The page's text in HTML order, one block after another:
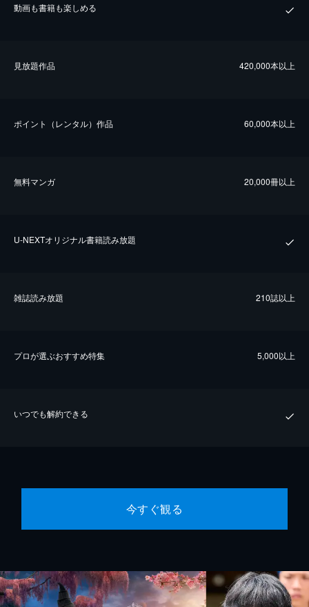
動画も書籍も楽しめる
⾒放題作品 420,000本以上
ポイント（レンタル）作品 60,000本以上
無料マンガ 20,000冊以上
U-NEXTオリジナル書籍読み放題
雑誌読み放題 210誌以上
プロが選ぶおすすめ特集 5,000以上
いつでも解約できる
今すぐ観る